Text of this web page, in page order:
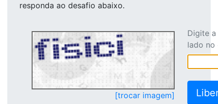
responda ao desafio abaixo.
[trocar imagem]
Digite
lado no